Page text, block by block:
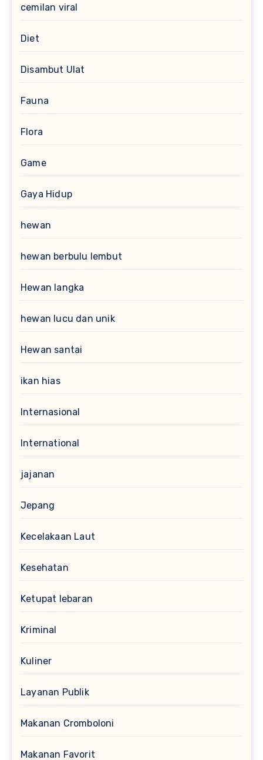
cemilan viral
Diet
Disambut Ulat
Fauna
Flora
Game
Gaya Hidup
hewan
hewan berbulu lembut
Hewan langka
hewan lucu dan unik
Hewan santai
ikan hias
Internasional
International
jajanan
Jepang
Kecelakaan Laut
Kesehatan
Ketupat lebaran
Kriminal
Kuliner
Layanan Publik
Makanan Cromboloni
Makanan Favorit